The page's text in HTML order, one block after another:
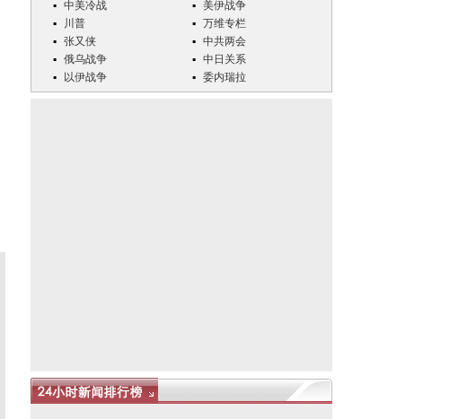
中美冷战
美伊战争
川普
万维专栏
张又侠
中共两会
俄乌战争
中日关系
以伊战争
委内瑞拉